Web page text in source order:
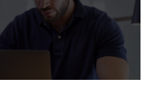
ΕΚΔΗΛΩΣΗΣ
ΕΝΔΙΑΦΕΡΟΝΤΟΣ